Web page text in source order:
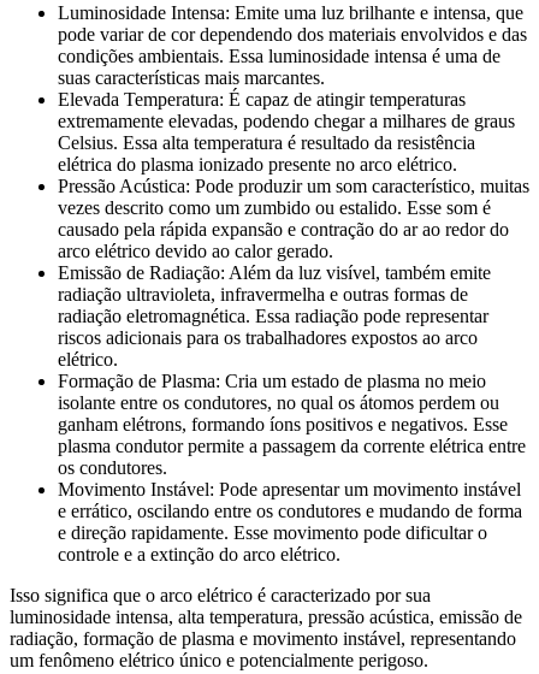
Luminosidade Intensa: Emite uma luz brilhante e intensa, que
pode variar de cor dependendo dos materiais envolvidos e das
condições ambientais. Essa luminosidade intensa é uma de
suas características mais marcantes.
Elevada Temperatura: É capaz de atingir temperaturas
extremamente elevadas, podendo chegar a milhares de graus
Celsius. Essa alta temperatura é resultado da resistência
elétrica do plasma ionizado presente no arco elétrico.
Pressão Acústica: Pode produzir um som característico, muitas
vezes descrito como um zumbido ou estalido. Esse som é
causado pela rápida expansão e contração do ar ao redor do
arco elétrico devido ao calor gerado.
Emissão de Radiação: Além da luz visível, também emite
radiação ultravioleta, infravermelha e outras formas de
radiação eletromagnética. Essa radiação pode representar
riscos adicionais para os trabalhadores expostos ao arco
elétrico.
Formação de Plasma: Cria um estado de plasma no meio
isolante entre os condutores, no qual os átomos perdem ou
ganham elétrons, formando íons positivos e negativos. Esse
plasma condutor permite a passagem da corrente elétrica entre
os condutores.
Movimento Instável: Pode apresentar um movimento instável
e errático, oscilando entre os condutores e mudando de forma
e direção rapidamente. Esse movimento pode dificultar o
controle e a extinção do arco elétrico.
Isso significa que o arco elétrico é caracterizado por sua
luminosidade intensa, alta temperatura, pressão acústica, emissão de
radiação, formação de plasma e movimento instável, representando
um fenômeno elétrico único e potencialmente perigoso.